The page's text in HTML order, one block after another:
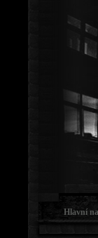
Hlavní